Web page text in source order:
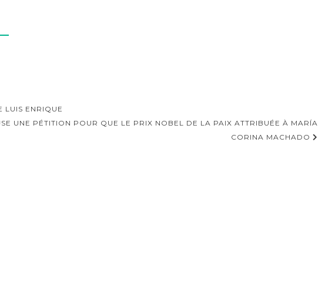
LUIS ENRIQUE
UNE PÉTITION POUR QUE LE PRIX NOBEL DE LA PAIX ATTRIBUÉE À MARÍA
CORINA MACHADO